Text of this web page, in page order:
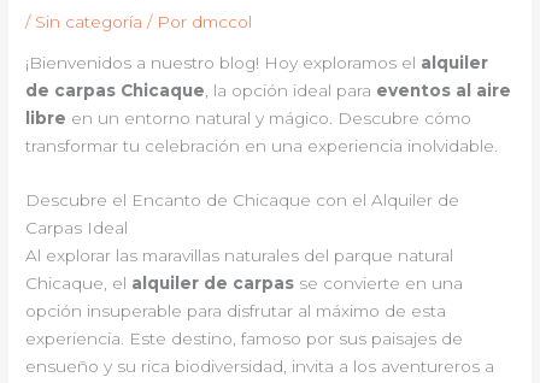
/ Sin categoría / Por dmccol
¡Bienvenidos a nuestro blog! Hoy exploramos el alquiler
de carpas Chicaque, la opción ideal para eventos al aire
libre en un entorno natural y mágico. Descubre cómo
transformar tu celebración en una experiencia inolvidable.
Descubre el Encanto de Chicaque con el Alquiler de
Carpas Ideal
Al explorar las maravillas naturales del parque natural
Chicaque, el alquiler de carpas se convierte en una
opción insuperable para disfrutar al máximo de esta
experiencia. Este destino, famoso por sus paisajes de
ensueño y su rica biodiversidad, invita a los aventureros a